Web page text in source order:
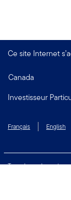
Ce site Internet
Canada
Investisseur
Français English
Taux de rendement